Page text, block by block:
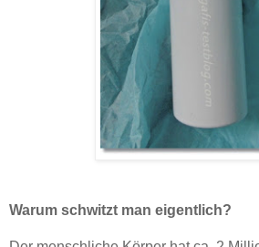
Warum schwitzt man eigentlich?